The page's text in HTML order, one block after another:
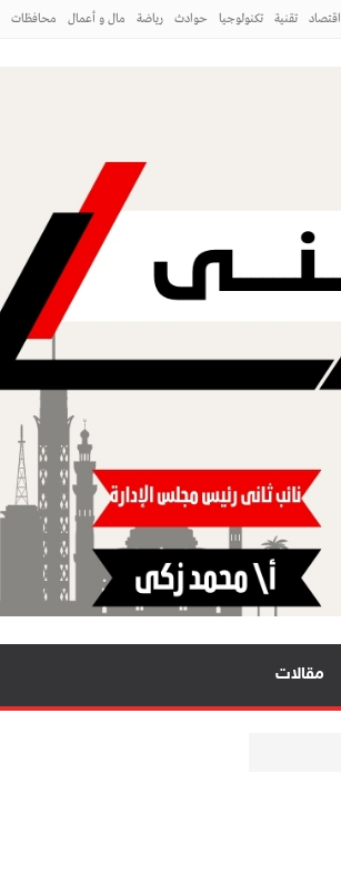
اقتصاد تقنية تكنولوجيا حوادث رياضة مال و أعمال محافظات
مقالات